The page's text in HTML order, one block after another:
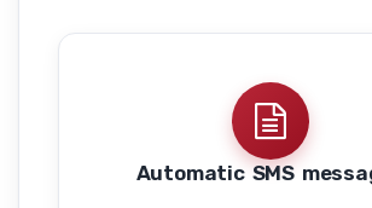
Automatic SMS